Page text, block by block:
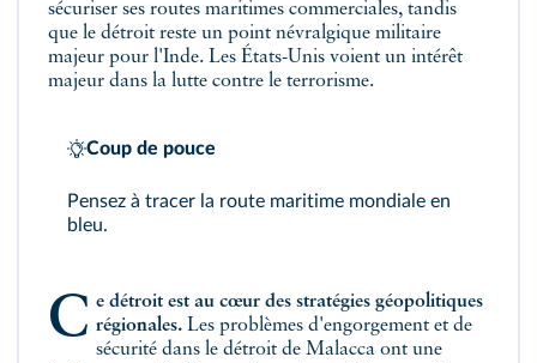
sécuriser ses routes maritimes commerciales, tandis
que le détroit reste un point névralgique militaire
majeur pour l'Inde. Les États-Unis voient un intérêt
majeur dans la lutte contre le terrorisme.
Coup de pouce
Pensez à tracer la route maritime mondiale en
bleu.
Ce détroit est au cœur des stratégies géopolitiques régionales.Les problèmes d'engorgement et de
sécurité dans le détroit de Malacca ont une